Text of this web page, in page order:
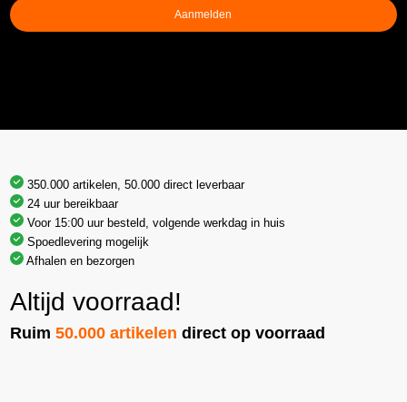
Aanmelden
350.000 artikelen, 50.000 direct leverbaar
24 uur bereikbaar
Voor 15:00 uur besteld, volgende werkdag in huis
Spoedlevering mogelijk
Afhalen en bezorgen
Altijd voorraad!
Ruim50.000 artikelen direct op voorraad